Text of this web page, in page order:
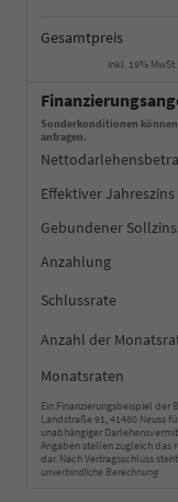
Gesamtpreis
inkl. 19%
Sonderkonditionen
anfragen.
Effektiver Jahreszins
Gebundener
Anzahlung
Schlussrate
Anzahl der
Monatsraten
Ein Finanzierungsbeispiel
Landstraße 91, 41460 Neuss
unabhängiger
Angaben stellen zugleich das
dar. Nach Vertragsschluss
unverbindliche Berechnung